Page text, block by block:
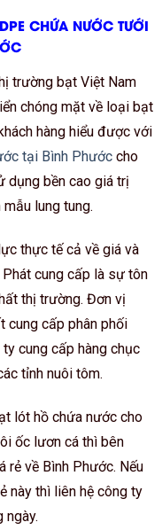
CHỨA NƯỚC TƯỚI
trường bạt Việt Nam
chóng mặt về loại bạt
hàng hiểu được với
tại Bình Phước cho
dụng bền cao giá trị
lung tung.
thực tế cả về giá và
cung cấp là sự tôn
thị trường. Đơn vị
cung cấp phân phối
cung cấp hàng chục
tỉnh nuôi tôm.
lót hồ chứa nước cho
ốc lươn cá thì bên
rẻ về Bình Phước. Nếu
này thì liên hệ công ty
ngày.